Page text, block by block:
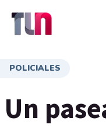
POLICIALES
Un